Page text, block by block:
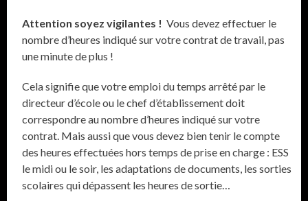
Attention soyez vigilantes ! Vous devez effectuer le
nombre d’heures indiqué sur votre contrat de travail, pas
une minute de plus !
Cela signifie que votre emploi du temps arrêté par le
directeur d’école ou le chef d’établissement doit
correspondre au nombre d’heures indiqué sur votre
contrat. Mais aussi que vous devez bien tenir le compte
des heures effectuées hors temps de prise en charge : ESS
le midi ou le soir, les adaptations de documents, les sorties
scolaires qui dépassent les heures de sortie…